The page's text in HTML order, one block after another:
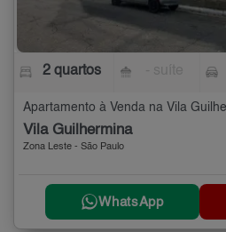
2 quartos
Vila Guilhermina
Zona Leste - São Paulo
WhatsApp